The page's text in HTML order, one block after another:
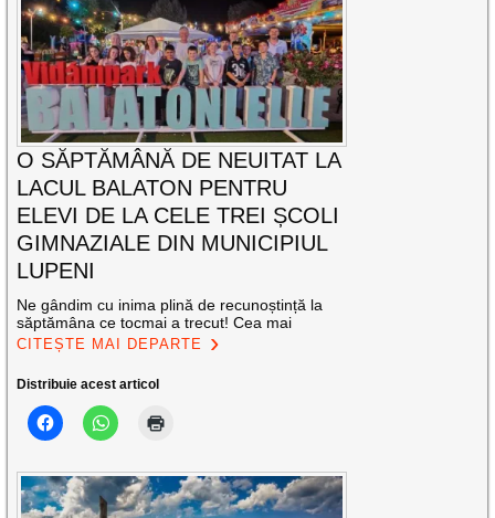
O SĂPTĂMÂNĂ DE NEUITAT LA
LACUL BALATON PENTRU
ELEVI DE LA CELE TREI ȘCOLI
GIMNAZIALE DIN MUNICIPIUL
LUPENI
Ne gândim cu inima plină de recunoștință la
săptămâna ce tocmai a trecut! Cea mai
CITEȘTE MAI DEPARTE
Distribuie acest articol